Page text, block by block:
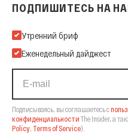
ПОДПИШИТЕСЬ НА
Подпишитесь на нашу Email-
Утренний бриф
Еженедельный дайджест
Подписываясь, вы соглашаетесь с
конфиденциальности The Insider, а
Policy, Terms of Service).